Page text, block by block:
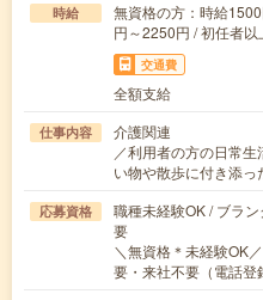
時給
無資格の方：時給
円～2250円 / 初任者
交通費
全額支給
仕事内容
介護関連
／利用者の方の日常
い物や散歩に付き添
応募資格
職種未経験OK / ブラ
要
＼無資格＊未経験OK
要・来社不要（電話